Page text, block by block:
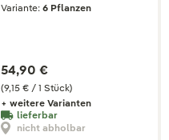
Variante: 6 Pflanzen
(9,15 € / 1 Stück)
54,90 €
+ weitere Varianten
lieferbar
nicht abholbar